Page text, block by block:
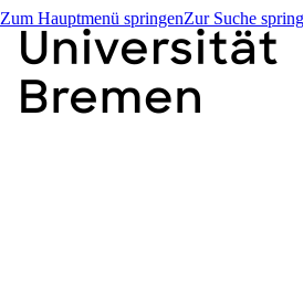
Zum Hauptmenü springenZur Suche